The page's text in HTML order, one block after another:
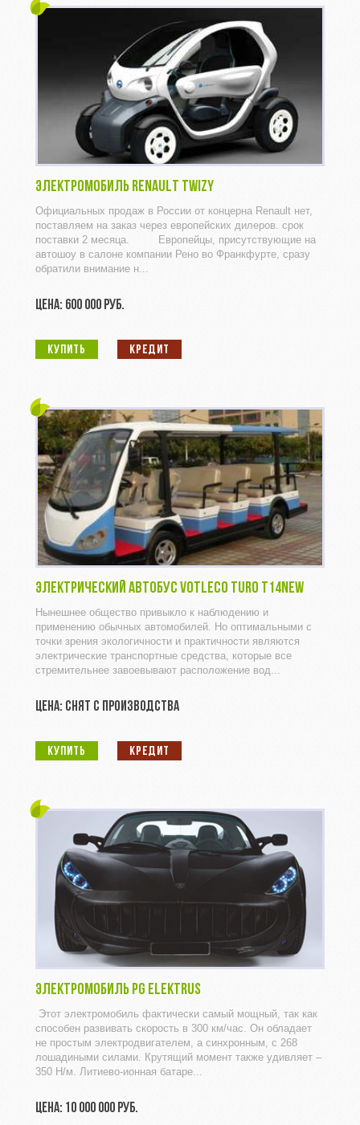
ЭЛЕКТРОМОБИЛЬ RENAULT TWIZY
Официальных продаж в России от концерна Renault нет,
поставляем на заказ через европейских дилеров. срок
поставки 2 месяца. Европейцы, присутствующие на
автошоу в салоне компании Рено во Франкфурте, сразу
обратили внимание н...
ЦЕНА: 600 000 РУБ.
КУПИТЬ КРЕДИТ
ЭЛЕКТРИЧЕСКИЙ АВТОБУС VOTLECO TURO T14NEW
Нынешнее общество привыкло к наблюдению и
применению обычных автомобилей. Но оптимальными с
точки зрения экологичности и практичности являются
электрические транспортные средства, которые все
стремительнее завоевывают расположение вод...
ЦЕНА: СНЯТ С ПРОИЗВОДСТВА
КУПИТЬ КРЕДИТ
ЭЛЕКТРОМОБИЛЬ PG ELEKTRUS
Этот электромобиль фактически самый мощный, так как
способен развивать скорость в 300 км/час. Он обладает
не простым электродвигателем, а синхронным, с 268
лошадиными силами. Крутящий момент также удивляет –
350 Н/м. Литиево-ионная батаре...
ЦЕНА: 10 000 000 РУБ.